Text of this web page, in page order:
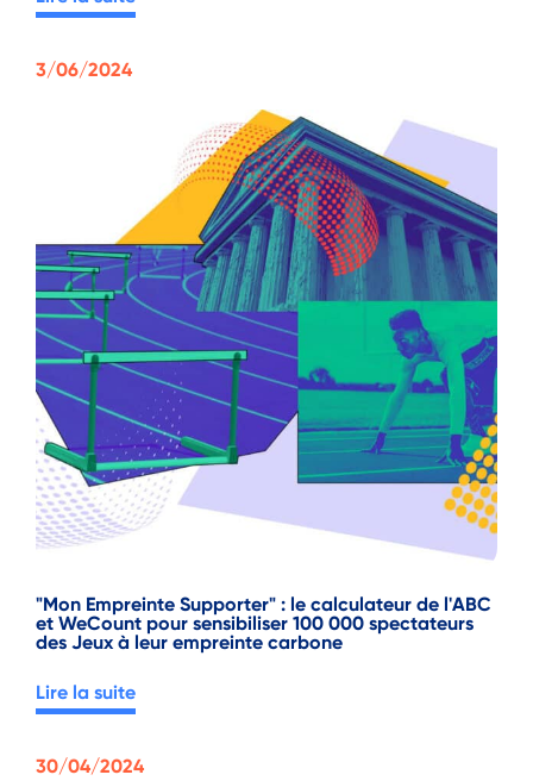
3/06/2024
"Mon Empreinte Supporter" : le calculateur de l'ABC
et WeCount pour sensibiliser 100 000 spectateurs
des Jeux à leur empreinte carbone
Lire la suite
30/04/2024